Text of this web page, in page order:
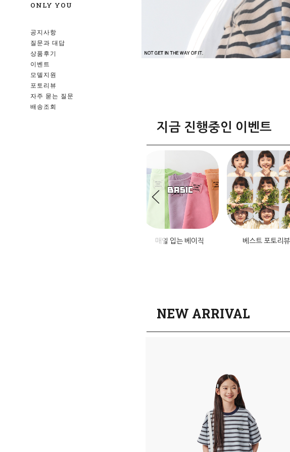
ONLY YOU
공지사항
질문과 대답
상품후기
이벤트
모델지원
포토리뷰
자주 묻는 질문
배송조회
지금 진행중인 이벤트
매일 입는 베이직 베스트 포토리뷰
NEW ARRIVAL